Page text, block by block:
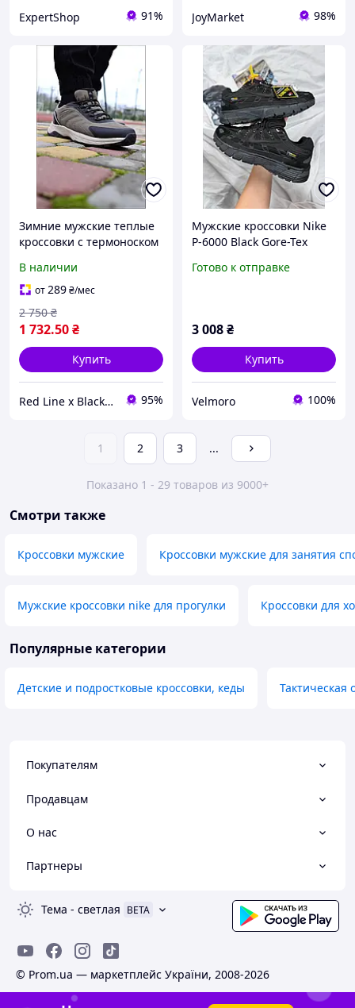
ExpertShop 91% JoyMarket 98%
Зимние мужские теплые
кроссовки с термоноском
Кроссовки осень-зима
Термо кроссовки РАЗМЕР
41
В наличии
от289₴/мес
1 732.50₴
2 750 ₴
Купить
Red Line x Black Cube 95%
Мужские кроссовки Nike
P-6000 Black Gore-Tex
водонепроницаемые
Готово к отправке
3 008₴
Купить
Velmoro 100%
1 2 3 ...
Показано 1 - 29 товаров из 9000+
Смотри также
Кроссовки мужские Кроссовки мужские для занятия
Мужские кроссовки nike для прогулки Кроссовки для
Популярные категории
Детские и подростковые кроссовки, кеды Тактическая
Покупателям
Продавцам
О нас
Партнеры
Тема - светлая BETA
© Prom.ua — маркетплейс України, 2008-2026